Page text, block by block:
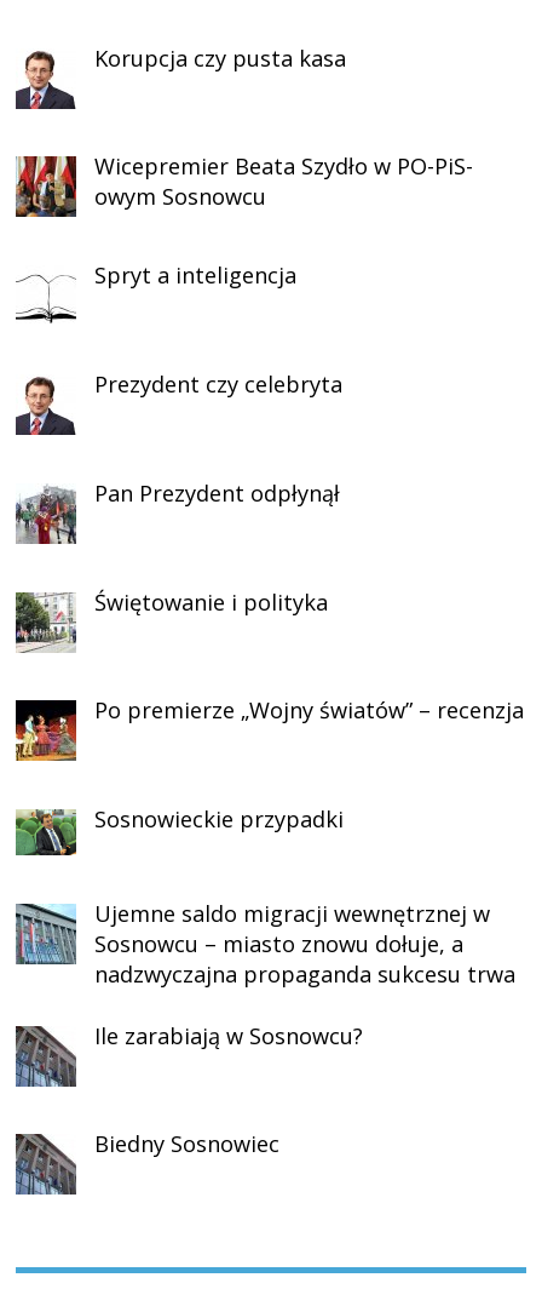
Korupcja czy pusta kasa
Wicepremier Beata Szydło w PO-PiS-
owym Sosnowcu
Spryt a inteligencja
Prezydent czy celebryta
Pan Prezydent odpłynął
Świętowanie i polityka
Po premierze „Wojny światów” – recenzja
Sosnowieckie przypadki
Ujemne saldo migracji wewnętrznej w
Sosnowcu – miasto znowu dołuje, a
nadzwyczajna propaganda sukcesu trwa
Ile zarabiają w Sosnowcu?
Biedny Sosnowiec